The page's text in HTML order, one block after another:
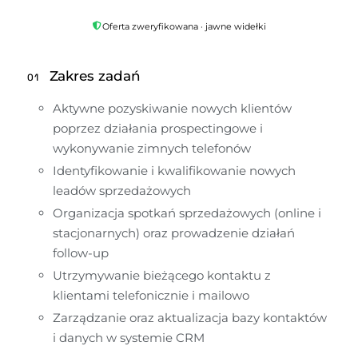
Oferta zweryfikowana · jawne widełki
01 Zakres zadań
Aktywne pozyskiwanie nowych klientów
poprzez działania prospectingowe i
wykonywanie zimnych telefonów
Identyfikowanie i kwalifikowanie nowych
leadów sprzedażowych
Organizacja spotkań sprzedażowych (online i
stacjonarnych) oraz prowadzenie działań
follow-up
Utrzymywanie bieżącego kontaktu z
klientami telefonicznie i mailowo
Zarządzanie oraz aktualizacja bazy kontaktów
i danych w systemie CRM